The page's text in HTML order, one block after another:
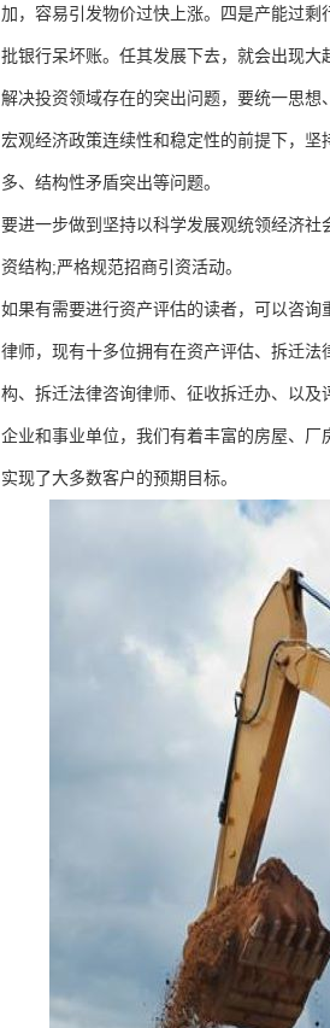
加，容易引发物价过快上涨。四是产能过
批银行呆坏账。任其发展下去，就会出现大
解决投资领域存在的突出问题，要统一思
宏观经济政策连续性和稳定性的前提下，
多、结构性矛盾突出等问题。
要进一步做到坚持以科学发展观统领经济
资结构;严格规范招商引资活动。
如果有需要进行资产评估的读者，可以咨
律师，现有十多位拥有在资产评估、拆迁
构、拆迁法律咨询律师、征收拆迁办、以
企业和事业单位，我们有着丰富的房屋、
实现了大多数客户的预期目标。